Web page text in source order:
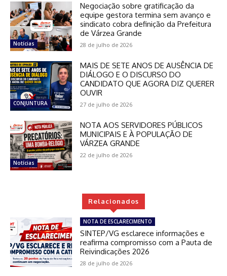
Notícias
Negociação sobre gratificação da
equipe gestora termina sem avanço e
sindicato cobra definição da Prefeitura
de Várzea Grande
28 de julho de 2026
CONJUNTURA
MAIS DE SETE ANOS DE AUSÊNCIA DE
DIÁLOGO E O DISCURSO DO
CANDIDATO QUE AGORA DIZ QUERER
OUVIR
27 de julho de 2026
Notícias
NOTA AOS SERVIDORES PÚBLICOS
MUNICIPAIS E À POPULAÇÃO DE
VÁRZEA GRANDE
22 de julho de 2026
Relacionados
NOTA DE ESCLARECIMENTO
SINTEP/VG esclarece informações e
reafirma compromisso com a Pauta de
Reivindicações 2026
28 de julho de 2026